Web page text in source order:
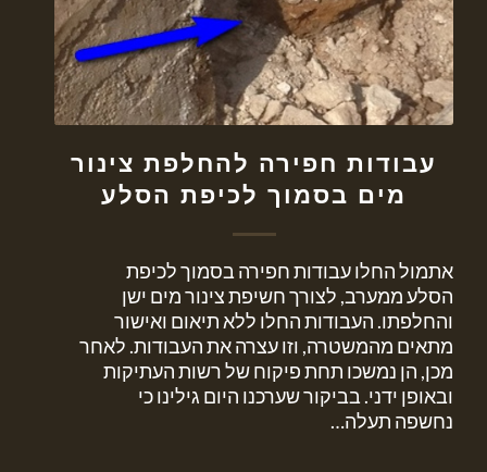
עבודות חפירה להחלפת צינור
מים בסמוך לכיפת הסלע
אתמול החלו עבודות חפירה בסמוך לכיפת
הסלע ממערב, לצורך חשיפת צינור מים ישן
והחלפתו. העבודות החלו ללא תיאום ואישור
מתאים מהמשטרה, וזו עצרה את העבודות. לאחר
מכן, הן נמשכו תחת פיקוח של רשות העתיקות
ובאופן ידני. בביקור שערכנו היום גילינו כי
נחשפה תעלה…